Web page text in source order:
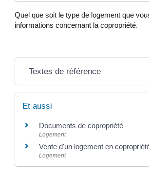
Quel que soit le type de logement que
informations concernant la copropriété.
Textes de référence
Et aussi
Documents de copropriété
Logement
Vente d'un logement en
Logement